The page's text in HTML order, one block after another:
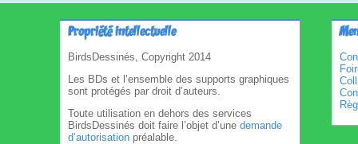
Propriété intellectuelle
BirdsDessinés, Copyright 2014
Les BDs et l’ensemble des supports graphiques
sont protégés par droit d’auteurs.
Toute utilisation en dehors des services
BirdsDessinés doit faire l’objet d’une demande
d’autorisation préalable.